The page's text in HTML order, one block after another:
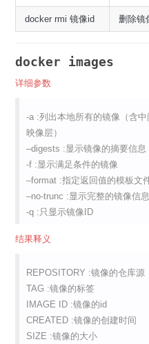
docker rmi 镜像id 删除镜
docker images
详细参数
-a :列出本地所有的镜像（含
映像层）
–digests :显示镜像的摘要信息
-f :显示满足条件的镜像
–format :指定返回值的模板文
–no-trunc :显示完整的镜像信息
-q :只显示镜像ID
结果释义
REPOSITORY :镜像的仓库源
TAG :镜像的标签
IMAGE ID :镜像的id
CREATED :镜像的创建时间
SIZE :镜像的大小